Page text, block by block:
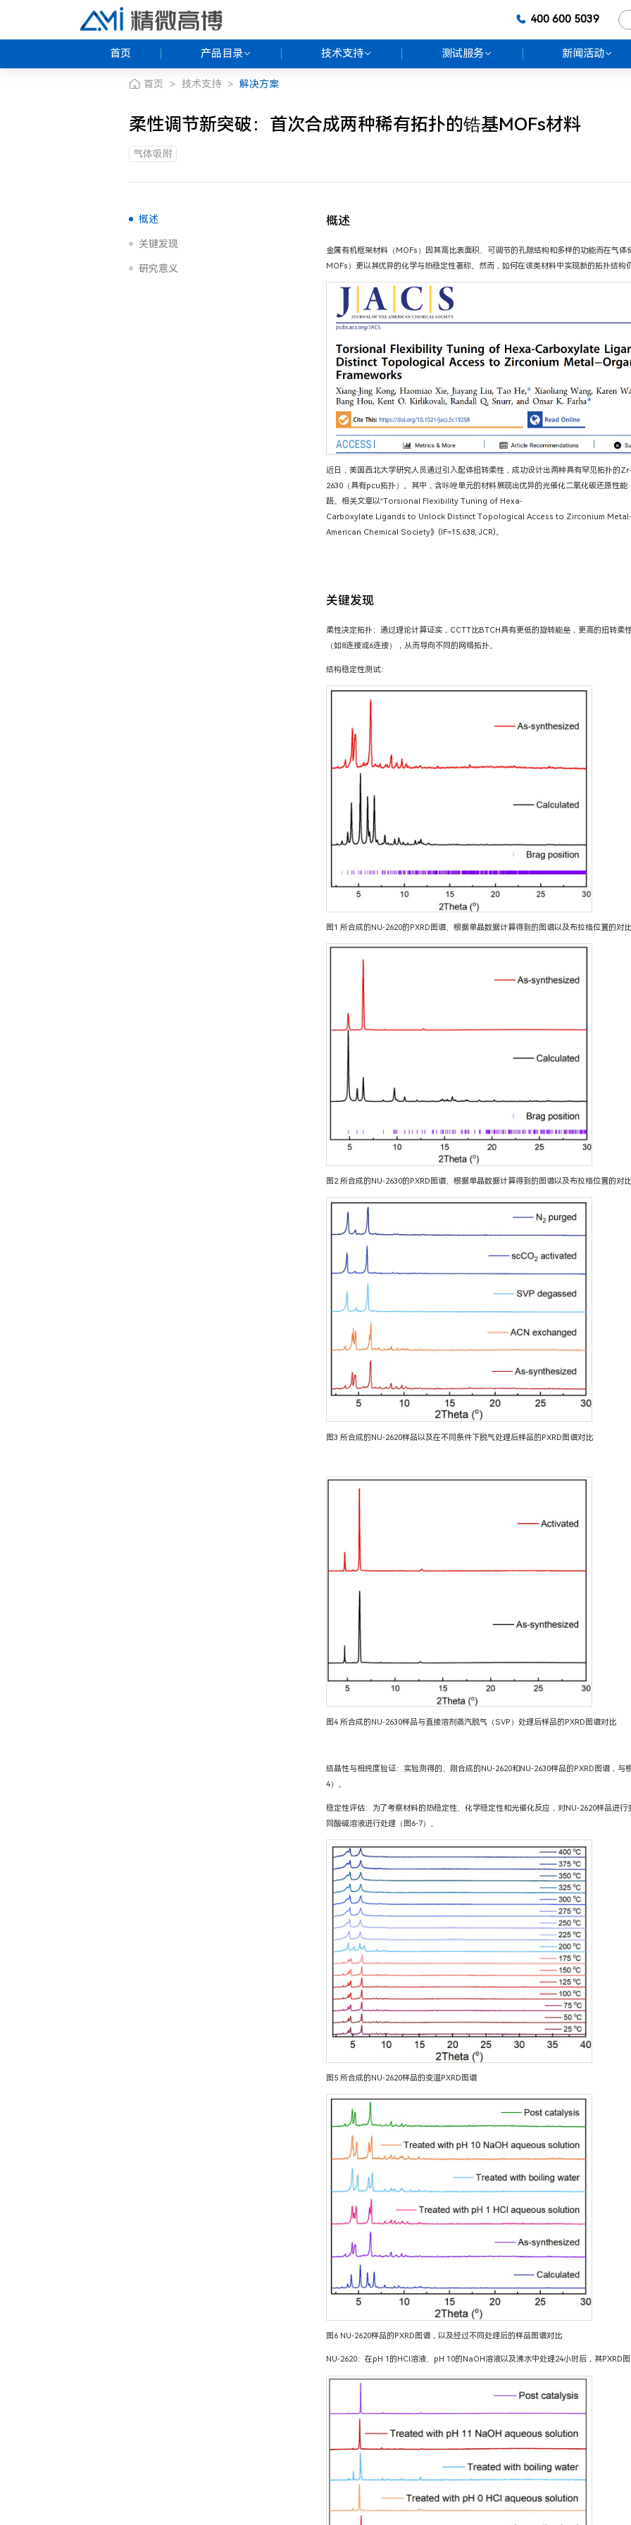
400 600 5039
首页 产品目录
真密度 质谱 配套仪器
查看所有产品
技术支持 测试服务
热分析
新闻活动
助力科研
首页 > 技术支持 > 解决方案
柔性调节新突破：首次合成两种稀有拓扑的锆基MOFs材料
气体吸附
概述
关键发现
研究意义
概述
金属有机框架材料（MOFs）因其高比表面积、可调节的孔隙结构和多样的功能而在气
MOFs）更以其优异的化学与热稳定性著称。然而，如何在该类材料中实现新的拓扑结构
近日，美国西北大学研究人员通过引入配体扭转柔性，成功设计出两种具有罕见拓扑的
2630（具有pcu拓扑）。其中，含咔唑单元的材料展现出优异的光催化二氧化碳还原性
路。相关文章以“Torsional Flexibility Tuning of Hexa-
Carboxylate Ligands to Unlock Distinct Topological Access to Zirconium
American Chemical Society》(IF=15.638, JCR)。
关键发现
柔性决定拓扑：通过理论计算证实，CCTT比BTCH具有更低的旋转能垒，更高的扭转柔
（如8连接或6连接），从而导向不同的网络拓扑。
结构稳定性测试：
图1 所合成的NU-2620的PXRD图谱、根据单晶数据计算得到的图谱以及布拉格位置的对比
图2 所合成的NU-2630的PXRD图谱、根据单晶数据计算得到的图谱以及布拉格位置的对比
图3 所合成的NU-2620样品以及在不同条件下脱气处理后样品的PXRD图谱对比
图4 所合成的NU-2630样品与直接溶剂蒸汽脱气（SVP）处理后样品的PXRD图谱对比
结晶性与相纯度验证：实验测得的、刚合成的NU-2620和NU-2630样品的PXRD图谱，
4）。
稳定性评估：为了考察材料的热稳定性、化学稳定性和光催化反应，对NU-2620样品进
同酸碱溶液进行处理（图6-7）。
图5 所合成的NU-2620样品的变温PXRD图谱
图6 NU-2620样品的PXRD图谱，以及经过不同处理后的样品图谱对比
NU-2620：在pH 1的HCl溶液、pH 10的NaOH溶液以及沸水中处理24小时后，其PXRD